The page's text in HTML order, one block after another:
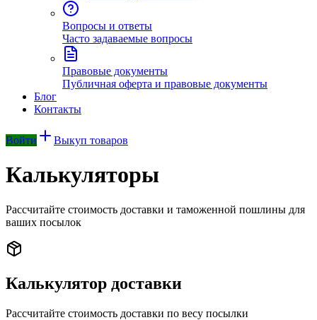
Вопросы и ответы
Часто задаваемые вопросы
Правовые документы
Публичная оферта и правовые документы
Блог
Контакты
Войти Выкуп товаров
Калькуляторы
Рассчитайте стоимость доставки и таможенной пошлины для
ваших посылок
Калькулятор доставки
Рассчитайте стоимость доставки по весу посылки